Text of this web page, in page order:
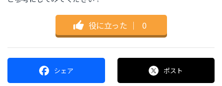
役に立った ｜ 0
シェア ポスト